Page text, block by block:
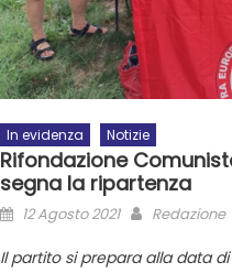
In evidenza Notizie
Rifondazione
segna la ripartenza
12 Agosto 2021 Redazione
Il partito si prepara alla data